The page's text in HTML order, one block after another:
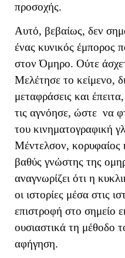
προσοχής.
Αυτό, βεβαίως, δεν
ένας κυνικός έμπορος
στον Όμηρο. Ούτε
Μελέτησε το κείμενο,
μεταφράσεις και
τις αγνόησε, ώστε να
του κινηματογραφική
Μέντελσον, κορυφαίος
βαθύς γνώστης της
αναγνωρίζει ότι η
οι ιστορίες μέσα στις
επιστροφή στο σημείο
ουσιαστικά τη μέθοδο
αφήγηση.